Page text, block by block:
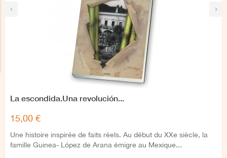
‹ ›
La escondida.Una revolución...
15,00 €
Une histoire inspirée de faits réels. Au début du XXe siècle, la
famille Guinea- López de Arana émigre au Mexique...